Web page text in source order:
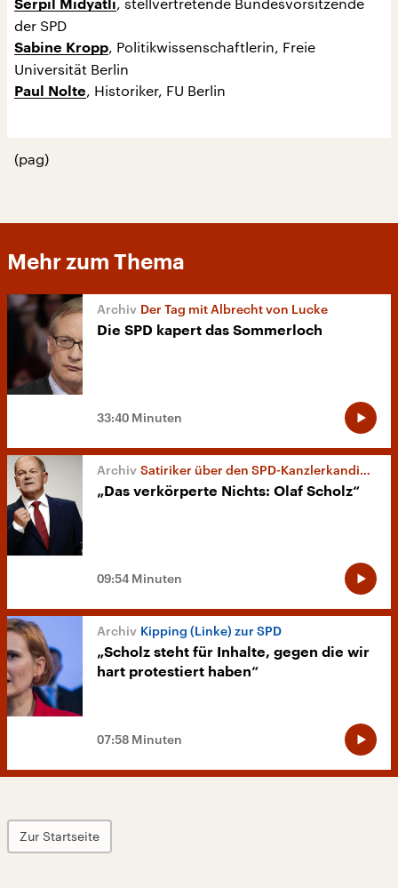
Serpil Midyatli
der SPD
Sabine Kropp, Politikwissenschaftlerin, Freie
Universität Berlin
Paul Nolte, Historiker, FU Berlin
(pag)
Mehr zum Thema
Der Tag mit Albrecht von Lucke
Die SPD kapert das Sommerloch
33:40 Minuten
Satiriker über den SPD-Kanzlerkandidaten
„Das verkörperte Nichts: Olaf Scholz“
09:54 Minuten
Kipping (Linke) zur SPD
„Scholz steht für Inhalte, gegen die wir
hart protestiert haben“
07:58 Minuten
Zur Startseite